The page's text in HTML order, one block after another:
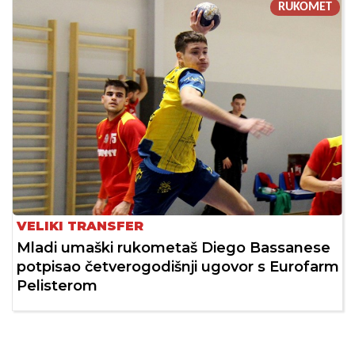
RUKOMET
VELIKI TRANSFER
Mladi umaški rukometaš Diego Bassanese
potpisao četverogodišnji ugovor s Eurofarm
Pelisterom